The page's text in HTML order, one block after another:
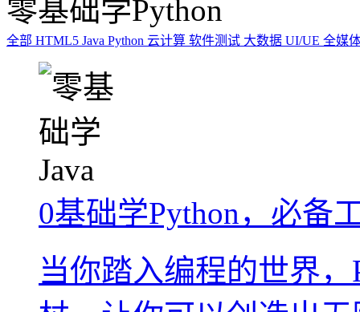
零基础学Python
全部 HTML5 Java Python 云计算 软件测试 大数据 UI/UE 全媒
0基础学Python，必备
当你踏入编程的世界